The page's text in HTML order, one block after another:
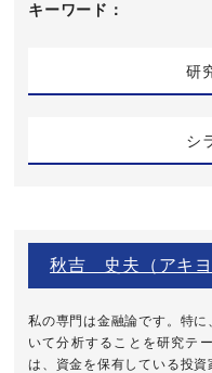
キーワード
研
シ
秋吉 史夫（アキ
私の専門は金融論です。特
いて分析することを研究テ
は、資金を保有している投